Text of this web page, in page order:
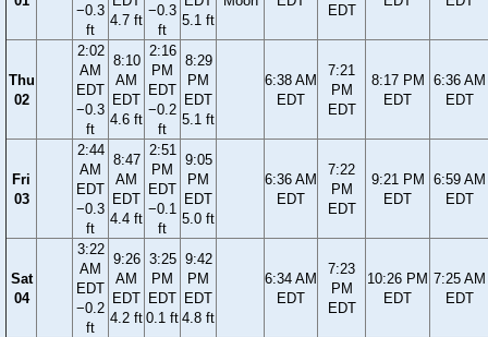
−0.3
ft
4.7 ft
−0.3
ft
5.1 ft
EDT
Thu
02
2:02
AM
EDT
−0.3
ft
8:10
AM
EDT
4.6 ft
2:16
PM
EDT
−0.2
ft
8:29
PM
EDT
5.1 ft
6:38 AM
EDT
7:21
PM
EDT
8:17 PM
EDT
6:36 AM
EDT
Fri
03
2:44
AM
EDT
−0.3
ft
8:47
AM
EDT
4.4 ft
2:51
PM
EDT
−0.1
ft
9:05
PM
EDT
5.0 ft
6:36 AM
EDT
7:22
PM
EDT
9:21 PM
EDT
6:59 AM
EDT
Sat
04
3:22
AM
EDT
−0.2
ft
9:26
AM
EDT
4.2 ft
3:25
PM
EDT
0.1 ft
9:42
PM
EDT
4.8 ft
6:34 AM
EDT
7:23
PM
EDT
10:26 PM
EDT
7:25 AM
EDT